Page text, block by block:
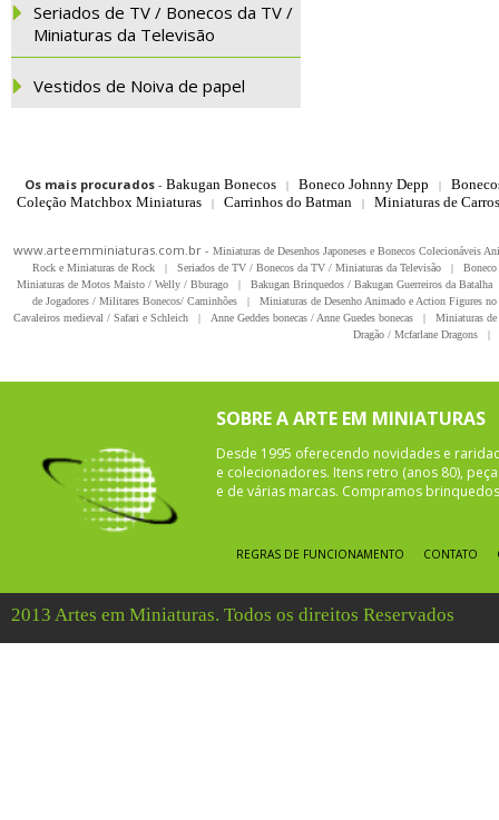
Seriados de TV / Bonecos da TV /
Miniaturas da Televisão
Vestidos de Noiva de papel
Os mais procurados- Bakugan Bonecos | Boneco Johnny Depp |
Coleção Matchbox Miniaturas
| Carrinhos do Batman | Miniaturas de
www.arteemminiaturas.com.br - Miniaturas de Desenhos Japoneses e Bonecos Colecionáveis
Rock e Miniaturas de Rock
| Seriados de TV / Bonecos da TV / Miniaturas da Televisão |
Miniaturas de Motos Maisto / Welly / Bburago
| Bakugan Brinquedos / Bakugan Guerreiros da Batalha
de Jogadores / Militares Bonecos/ Caminhões
|
Miniaturas de Desenho Animado e Action Figures
Cavaleiros medieval / Safari e Schleich
| Anne Geddes bonecas / Anne Guedes bonecas |
Miniaturas
Dragão / Mcfarlane Dragons
|
SOBRE A ARTE EM MINIATURAS
Desde 1995 oferecendo novidades e
e colecionadores. Itens retro (anos 80),
e de várias marcas. Compramos
REGRAS DE FUNCIONAMENTO CONTATO
2013 Artes em Miniaturas. Todos os direitos Reservados